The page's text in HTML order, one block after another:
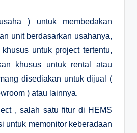
) untuk membedakan
unit berdasarkan usahanya,
untuk project tertentu,
khusus untuk rental atau
disediakan untuk dijual (
) atau lainnya.
, salah satu fitur di HEMS
untuk memonitor keberadaan